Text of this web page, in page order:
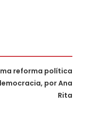
reforma política
por Ana
Rita